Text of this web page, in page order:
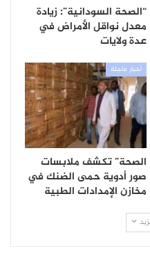
“الصحة السودانية”: زيادة
معدل نواقل الأمراض في
عدة ولايات
أخبار عاجلة
الصحة” تكشف ملابسات
صور أدوية حمى الضنك في
مخازن الإمدادات الطبية